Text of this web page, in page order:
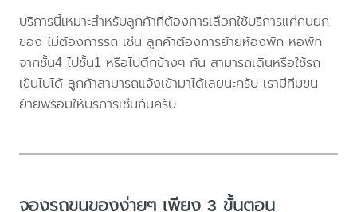
บริการนี้เหมาะสำหรับลูกค้าที่ต้องการเลือกใช้บริการแค่คนยก
ของ ไม่ต้องการรถ เช่น ลูกค้าต้องการย้ายห้องพัก หอพัก
จากชั้น4 ไปชั้น1 หรือไปตึกข้างๆ กัน สามารถเดินหรือใช้รถ
เข็นไปได้ ลูกค้าสามารถแจ้งเข้ามาได้เลยนะครับ เรามีทีมขน
ย้ายพร้อมให้บริการเช่นกันครับ
จองรถขนของง่ายๆ เพียง 3 ขั้นตอน